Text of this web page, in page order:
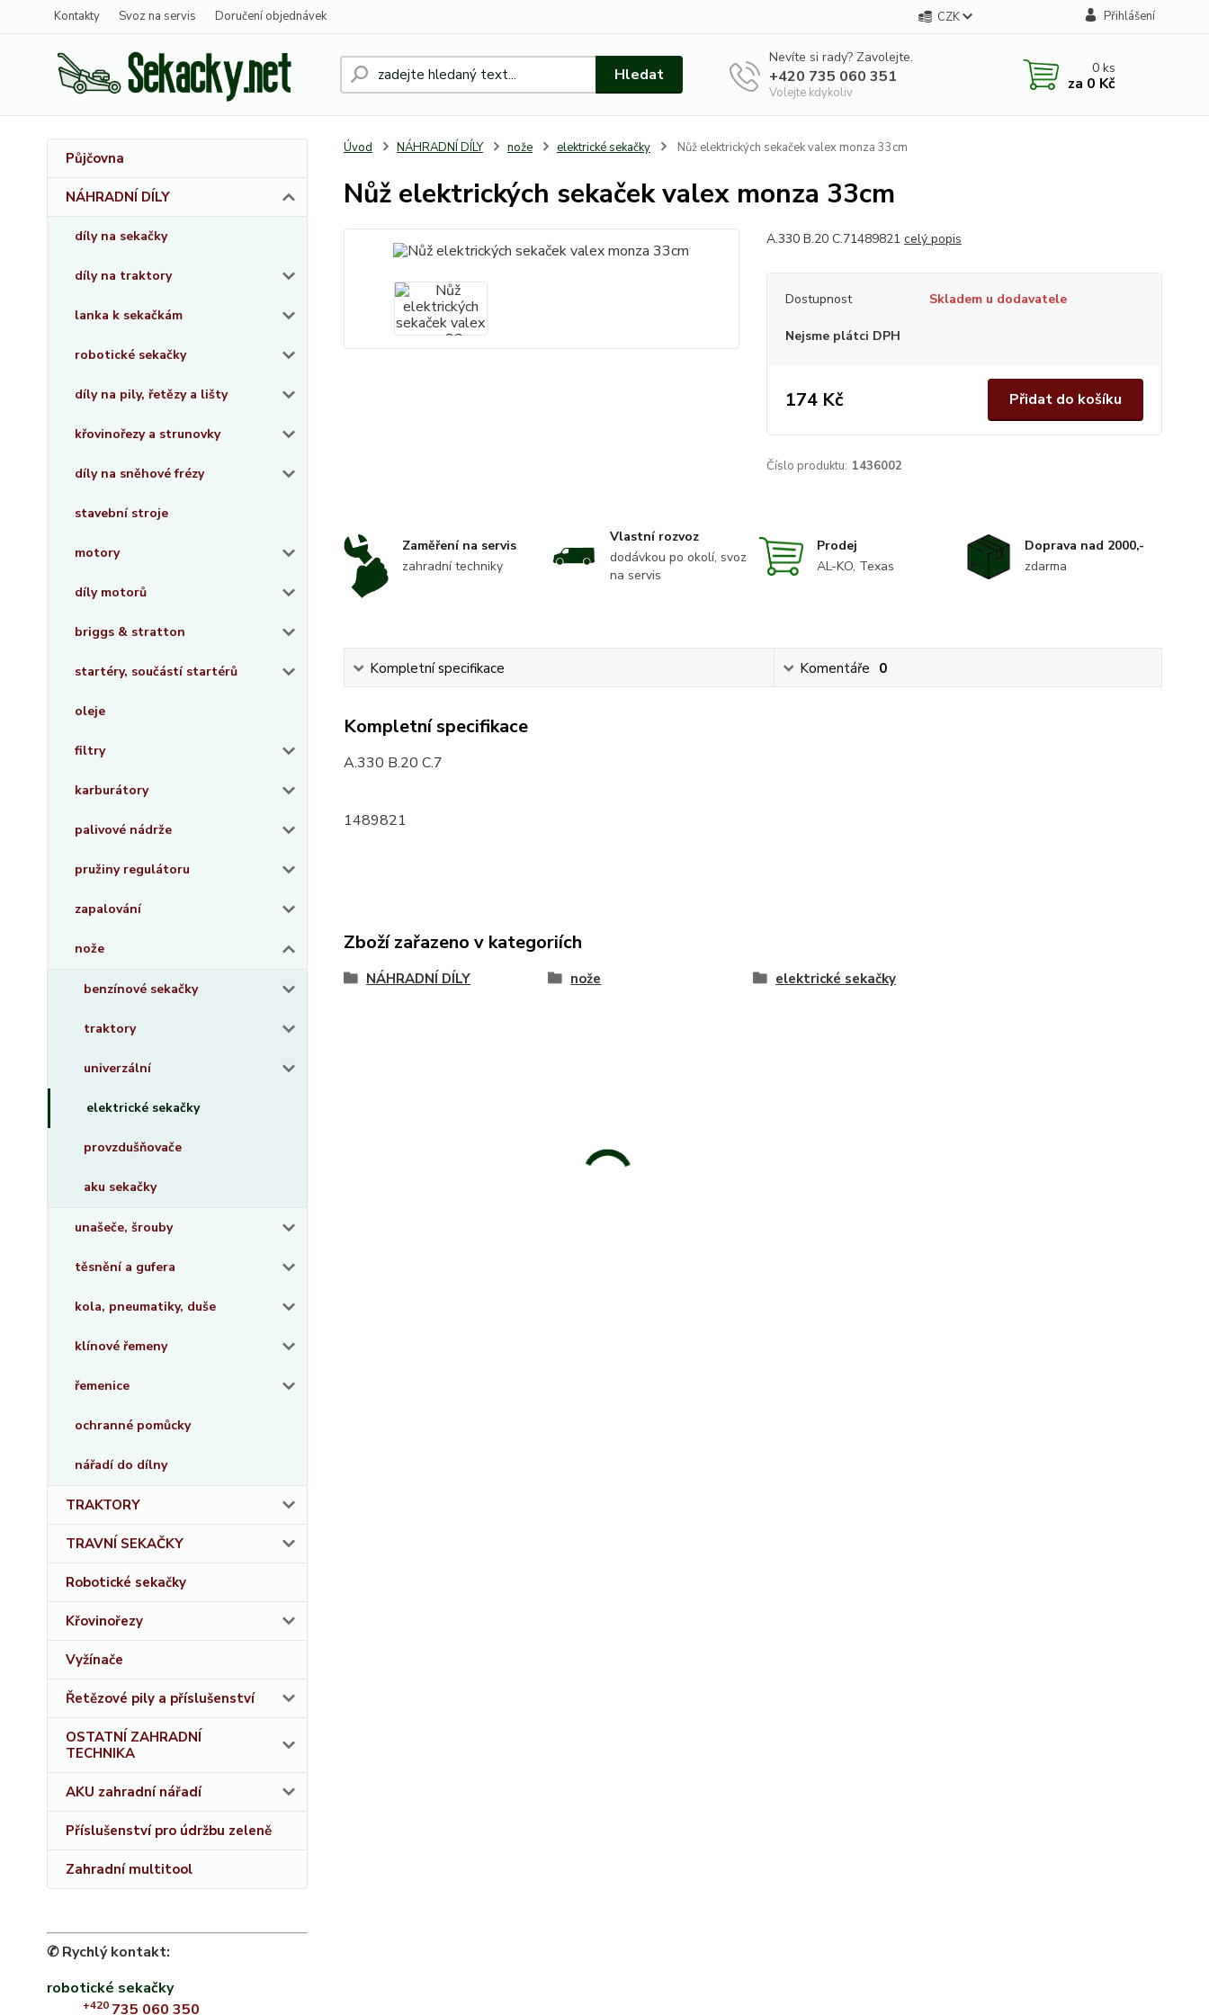
Kontakty Svoz na servis Doručení objednávek CZK Přihlášení
Hledat
Nevíte si rady? Zavolejte.
+420 735 060 351
Volejte kdykoliv
0ks
za 0 Kč
Půjčovna
NÁHRADNÍ DÍLY
díly na sekačky
díly na traktory
lanka k sekačkám
robotické sekačky
díly na pily, řetězy a lišty
křovinořezy a strunovky
díly na sněhové frézy
stavební stroje
motory
díly motorů
briggs & stratton
startéry, součástí startérů
oleje
filtry
karburátory
palivové nádrže
pružiny regulátoru
zapalování
nože
benzínové sekačky
traktory
univerzální
elektrické sekačky
provzdušňovače
aku sekačky
unašeče, šrouby
těsnění a gufera
kola, pneumatiky, duše
klínové řemeny
řemenice
ochranné pomůcky
nářadí do dílny
TRAKTORY
TRAVNÍ SEKAČKY
Robotické sekačky
Křovinořezy
Vyžínače
Řetězové pily a příslušenství
OSTATNÍ ZAHRADNÍ
TECHNIKA
AKU zahradní nářadí
Příslušenství pro údržbu zeleně
Zahradní multitool
✆ Rychlý kontakt:
robotické sekačky
+420 735 060 350
Úvod NÁHRADNÍ DÍLY nože elektrické sekačky Nůž elektrických sekaček valex monza 33cm
Nůž elektrických sekaček valex monza 33cm
A.330 B.20 C.71489821 celý popis
Dostupnost Skladem u dodavatele
Nejsme plátci DPH
174 Kč Přidat do košíku
Číslo produktu: 1436002
Zaměření na servis
zahradní techniky
Vlastní rozvoz
dodávkou po okolí, svoz
na servis
Prodej
AL-KO, Texas
Doprava nad 2000,-
zdarma
Kompletní specifikace Komentáře 0
Kompletní specifikace
A.330 B.20 C.7
1489821
Zboží zařazeno v kategoriích
NÁHRADNÍ DÍLY nože elektrické sekačky